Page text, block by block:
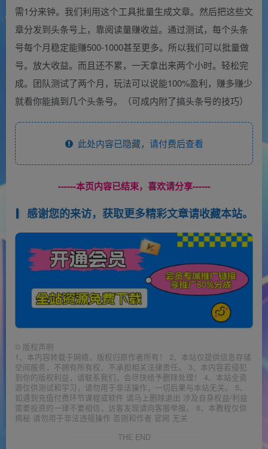
需1分来钟。我们利用这个工具批量生成文章。然后把这些文
章分发到头条号上，靠阅读量赚收益。通过测试，每个头条
号每个月稳定能赚500-1000甚至更多。所以我们可以批量做
号。放大收益。而且还不累，一天拿出来两个小时。轻松完
成。团队测试了两个月，玩法可以说能100%盈利，赚多赚少
就看你能搞到几个头条号。（可成内附了搞头条号的技巧）
此处内容已隐藏，请付费后查看
------本页内容已结束，喜欢请分享------
感谢您的来访，获取更多精彩文章请收藏本站。
© 版权声明
1、本内容转载于网络，版权归原作者所有！ 2、本站仅提供信息存储
空间服务，不拥有所有权，不承担相关法律责任。 3、本内容若侵犯
到你的版权利益，请联系我们，会尽快给予删除处理！ 4、本站全资
源仅供测试和学习，请勿用于非法操作，一切后果与本站无关。 5、
如遇到充值付费环节课程或软件 请马上删除退出 涉及自身权益/利益
需要投资的一律不要相信，访客发现请向客服举报。 6、本教程仅供
揭秘 请勿用于非法违规操作 否则和作者 官网 无关
THE END